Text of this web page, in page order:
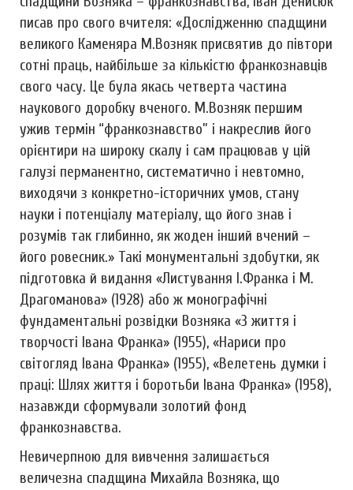
писав про свого вчителя: «Дослідженню спадщини
великого Каменяра М.Возняк присвятив до півтори
сотні праць, найбільше за кількістю франкознавців
свого часу. Це була якась четверта частина
наукового доробку вченого. М.Возняк першим
ужив термін “франкознавство” і накреслив його
орієнтири на широку скалу і сам працював у цій
галузі перманентно, систематично і невтомно,
виходячи з конкретно-історичних умов, стану
науки і потенціалу матеріалу, що його знав і
розумів так глибинно, як жоден інший вчений –
його ровесник.» Такi монументальнi здобутки, як
пiдготовка й видання «Листування І.Франка i М.
Драгоманова» (1928) або ж монографiчнi
фундаментальнi розвiдки Возняка «З життя i
творчостi Івана Франка» (1955), «Нариси про
свiтогляд Івана Франка» (1955), «Велетень думки i
працi: Шлях життя i боротьби Івана Франка» (1958),
назавжди сформували золотий фонд
франкознавства.
Невичерпною для вивчення залишається
величезна спадщина Михайла Возняка, що